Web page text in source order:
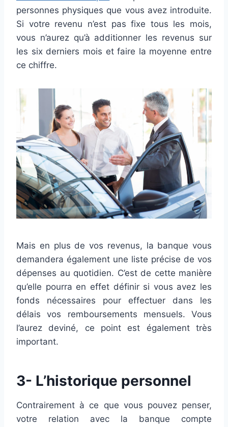
personnes physiques que vous avez introduite.
Si votre revenu n’est pas fixe tous les mois,
vous n’aurez qu’à additionner les revenus sur
les six derniers mois et faire la moyenne entre
ce chiffre.
Mais en plus de vos revenus, la banque vous
demandera également une liste précise de vos
dépenses au quotidien. C’est de cette manière
qu’elle pourra en effet définir si vous avez les
fonds nécessaires pour effectuer dans les
délais vos remboursements mensuels. Vous
l’aurez deviné, ce point est également très
important.
3- L’historique personnel
Contrairement à ce que vous pouvez penser,
votre relation avec la banque compte